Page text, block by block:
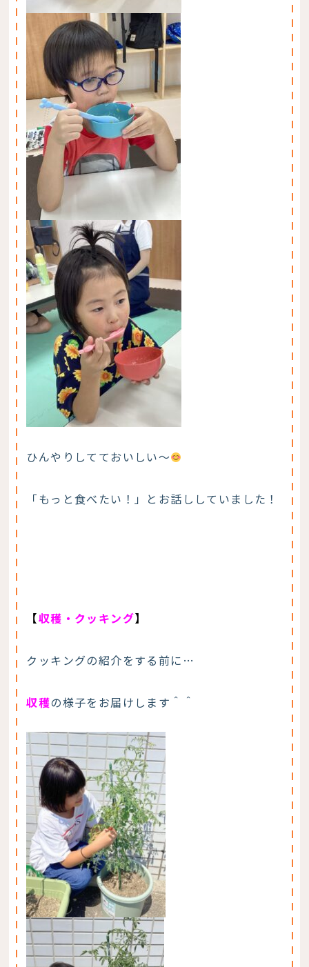
ひんやりしてておいしい～
「もっと食べたい！」とお話ししていました！
【収穫・ クッキング】
クッキングの紹介をする前に…
収穫の様子をお届けします＾＾